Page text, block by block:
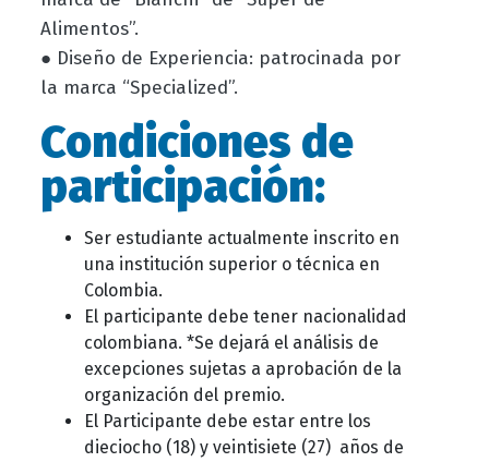
Alimentos”.
● Diseño de Experiencia: patrocinada por
la marca “Specialized”.
Condiciones de
participación:
Ser estudiante actualmente inscrito en
una institución superior o técnica en
Colombia.
El participante debe tener nacionalidad
colombiana. *Se dejará el análisis de
excepciones sujetas a aprobación de la
organización del premio.
El Participante debe estar entre los
dieciocho (18) y veintisiete (27) años de